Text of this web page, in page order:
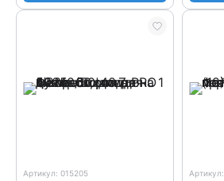
Артикул: 015205